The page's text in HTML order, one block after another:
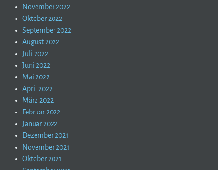
November 2022
Oktober 2022
September 2022
August 2022
Juli 2022
Juni 2022
Mai 2022
April 2022
März 2022
Februar 2022
Januar 2022
Dezember 2021
November 2021
Oktober 2021